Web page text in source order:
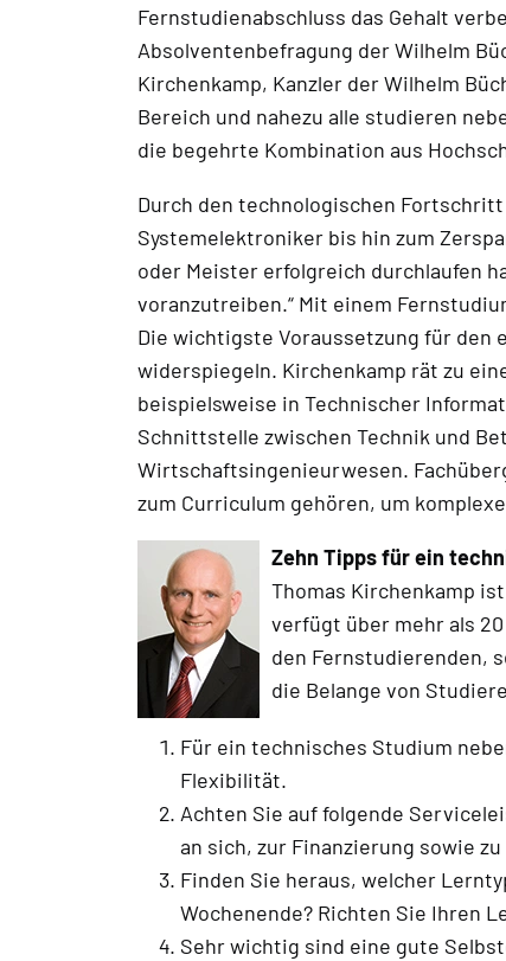
Fernstudienabschluss das Gehalt
Absolventenbefragung der Wilhelm
Kirchenkamp, Kanzler der Wilhelm
Bereich und nahezu alle studieren
die begehrte Kombination aus
Durch den technologischen
Systemelektroniker bis hin zum
oder Meister erfolgreich durchlaufen
voranzutreiben.“ Mit einem
Die wichtigste Voraussetzung für
widerspiegeln. Kirchenkamp rät zu
beispielsweise in Technischer
Schnittstelle zwischen Technik und
Wirtschaftsingenieurwesen.
zum Curriculum gehören, um
Zehn Tipps für ein
Thomas Kirchenkamp
verfügt über mehr als
den Fernstudierenden,
die Belange von
Für ein technisches Studium
Flexibilität.
Achten Sie auf folgende
an sich, zur Finanzierung sowie
Finden Sie heraus, welcher
Wochenende? Richten Sie Ihren
Sehr wichtig sind eine gute